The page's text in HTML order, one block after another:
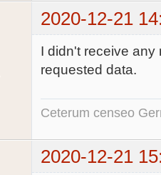
2020-12-21
I didn't receive any
requested data.
Ceterum censeo
2020-12-21